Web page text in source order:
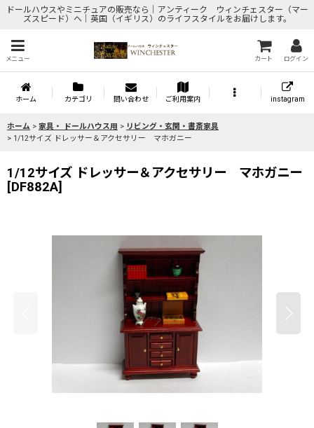
ドールハウスやミニチュアの販売なら｜アンティーク ウィンチェスター（マー
ズスピード）へ｜英国（イギリス）のライフスタイルをお届けします。
メニュー カート ログイン
ホーム カテゴリ 問い合わせ ご利用案内 instagram
ホーム > 家具・ ドールハウス用 > リビング・玄関・書斎家具
> 1/12サイズ ドレッサー＆アクセサリー マホガニー
1/12サイズ ドレッサー＆アクセサリー マホガニー
[DF882A]